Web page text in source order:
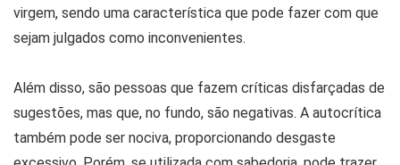
virgem, sendo uma característica que pode fazer com que
sejam julgados como inconvenientes.
Além disso, são pessoas que fazem críticas disfarçadas de
sugestões, mas que, no fundo, são negativas. A autocrítica
também pode ser nociva, proporcionando desgaste